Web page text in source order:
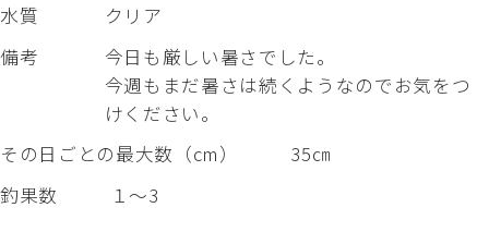
水質
クリア
備考
今日も厳しい暑さでした。
今週もまだ暑さは続くようなのでお気をつ
けください。
その日ごとの最大数（cm）
35㎝
釣果数
１～3